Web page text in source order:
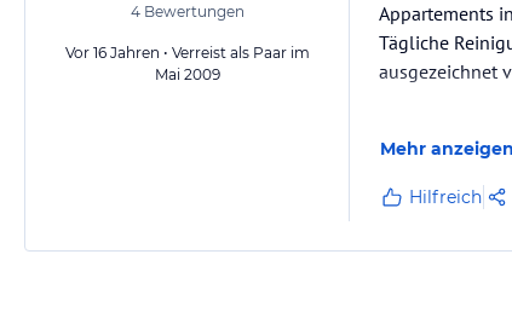
4 Bewertungen
Vor 16 Jahren • Verreist als Paar im
Mai 2009
Appartements
Tägliche
ausgezeichnet
Beste
Mehr anzeigen
Hilfreich